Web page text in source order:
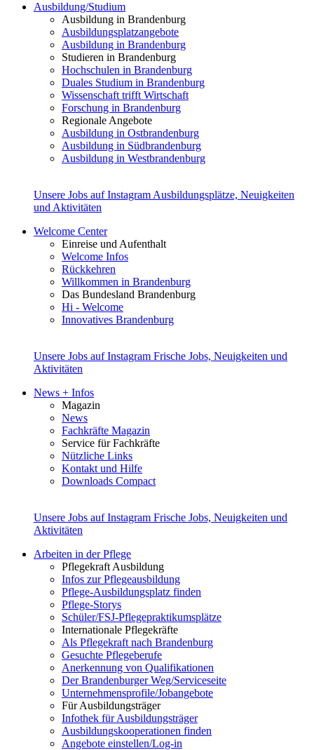
Ausbildung/Studium
Ausbildung in Brandenburg
Ausbildungsplatzangebote
Ausbildung in Brandenburg
Studieren in Brandenburg
Hochschulen in Brandenburg
Duales Studium in Brandenburg
Wissenschaft trifft Wirtschaft
Forschung in Brandenburg
Regionale Angebote
Ausbildung in Ostbrandenburg
Ausbildung in Südbrandenburg
Ausbildung in Westbrandenburg
Unsere Jobs auf Instagram Ausbildungsplätze, Neuigkeiten
und Aktivitäten
Welcome Center
Einreise und Aufenthalt
Welcome Infos
Rückkehren
Willkommen in Brandenburg
Das Bundesland Brandenburg
Hi - Welcome
Innovatives Brandenburg
Unsere Jobs auf Instagram Frische Jobs, Neuigkeiten und
Aktivitäten
News + Infos
Magazin
News
Fachkräfte Magazin
Service für Fachkräfte
Nützliche Links
Kontakt und Hilfe
Downloads Compact
Unsere Jobs auf Instagram Frische Jobs, Neuigkeiten und
Aktivitäten
Arbeiten in der Pflege
Pflegekraft Ausbildung
Infos zur Pflegeausbildung
Pflege-Ausbildungsplatz finden
Pflege-Storys
Schüler/FSJ-Pflegepraktikumsplätze
Internationale Pflegekräfte
Als Pflegekraft nach Brandenburg
Gesuchte Pflegeberufe
Anerkennung von Qualifikationen
Der Brandenburger Weg/Serviceseite
Unternehmensprofile/Jobangebote
Für Ausbildungsträger
Infothek für Ausbildungsträger
Ausbildungskooperationen finden
Angebote einstellen/Log-in